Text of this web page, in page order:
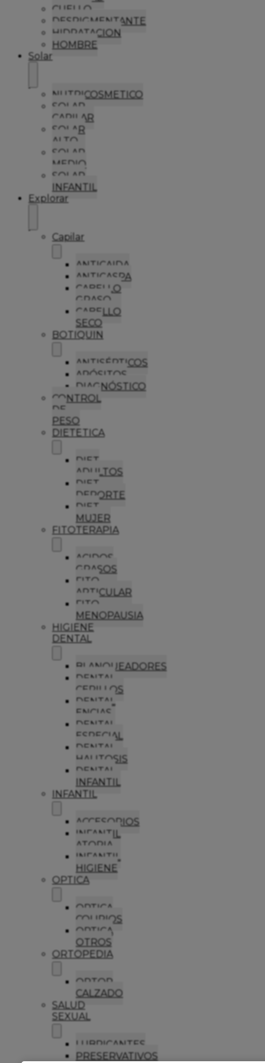
CUELLO
DESPIGMENTANTE
HIDRATACION
HOMBRE
Solar
NUTRICOSMETICO
SOLAR
CAPILAR
SOLAR
ALTO
SOLAR
MEDIO
SOLAR
INFANTIL
Explorar
Capilar
ANTICAIDA
ANTICASPA
CABELLO
GRASO
CABELLO
SECO
BOTIQUIN
ANTISÉPTICOS
APÓSITOS
DIAGNÓSTICO
CONTROL
DE
PESO
DIETETICA
DIET
ADULTOS
DIET
DEPORTE
DIET
MUJER
FITOTERAPIA
ACIDOS
GRASOS
FITO
ARTICULAR
FITO
MENOPAUSIA
HIGIENE
DENTAL
BLANQUEADORES
DENTAL
CEPILLOS
DENTAL
ENCIAS
DENTAL
ESPECIAL
DENTAL
HALITOSIS
DENTAL
INFANTIL
INFANTIL
ACCESORIOS
INFANTIL
ATOPIA
INFANTIL
HIGIENE
OPTICA
OPTICA
COLIRIOS
OPTICA
OTROS
ORTOPEDIA
ORTOP
CALZADO
SALUD
SEXUAL
LUBRICANTES
PRESERVATIVOS